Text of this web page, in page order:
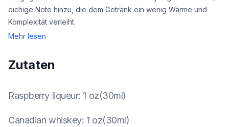
eichige Note hinzu, die dem Getränk ein wenig Wärme und
Komplexität verleiht.
Mehr lesen
Zutaten
Raspberry liqueur: 1 oz(30ml)
Canadian whiskey: 1 oz(30ml)